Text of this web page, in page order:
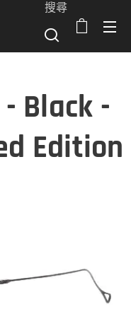
搜尋
Black -
Edition